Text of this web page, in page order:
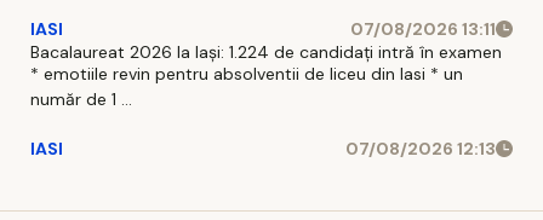
IASI
07/08/2026 13:11
Bacalaureat 2026 la Iași: 1.224 de candidați intră în examen
* emotiile revin pentru absolventii de liceu din Iasi * un
număr de 1 ...
IASI 07/08/2026 12:13